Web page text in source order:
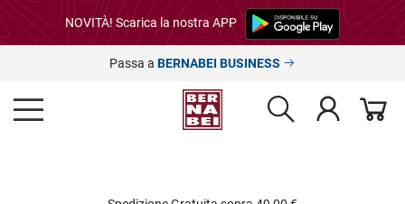
NOVITÀ! Scarica la nostra APP
Passa a BERNABEI BUSINESS